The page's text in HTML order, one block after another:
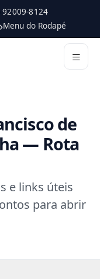
2 0 0 9 - 8 1 2 4
Menu do Rodapé
de
— Rota
e links úteis
para abrir